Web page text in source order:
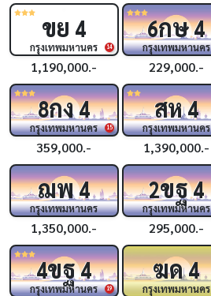
14
ขย 4
กรุงเทพมหานคร
1,190,000.-
6กษ4
กรุงเทพมหานคร
229,000.-
15
8กง4
กรุงเทพมหานคร
359,000.-
สห4
กรุงเทพมหานคร
1,390,000.-
ฌพ4
กรุงเทพมหานคร
1,350,000.-
2ขฐ4
กรุงเทพมหานคร
295,000.-
19
4ขฐ4
กรุงเทพมหานคร
ฆด4
กรุงเทพมหานคร